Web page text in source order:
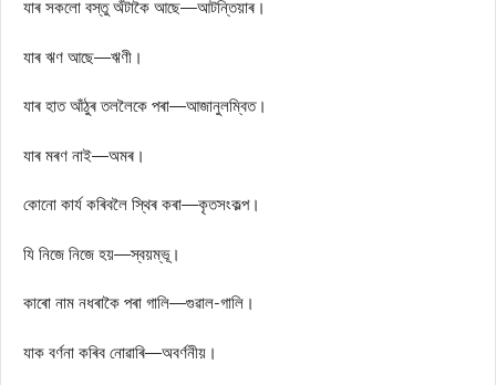
যাৰ সকলো বস্তু অঁটাকৈ আছে—আটন্তিয়াৰ।
যাৰ ঋণ আছে—ঋণী।
যাৰ হাত আঁঠুৰ তললৈকে পৰা—আজানুলম্বিত।
যাৰ মৰণ নাই—অমৰ।
কোনো কাৰ্য কৰিবলৈ স্থিৰ কৰা—কৃতসংকল্প।
যি নিজে নিজে হয়—স্বয়ম্ভূ।
কাৰো নাম নধৰাকৈ পৰা গালি—গুৱাল-গালি।
যাক বৰ্ণনা কৰিব নোৱাৰি—অবৰ্ণনীয়।